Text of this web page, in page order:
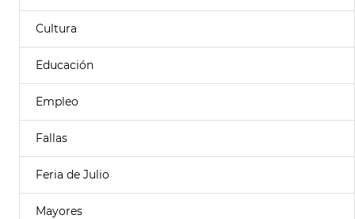
Cultura
Educación
Empleo
Fallas
Feria de Julio
Mayores